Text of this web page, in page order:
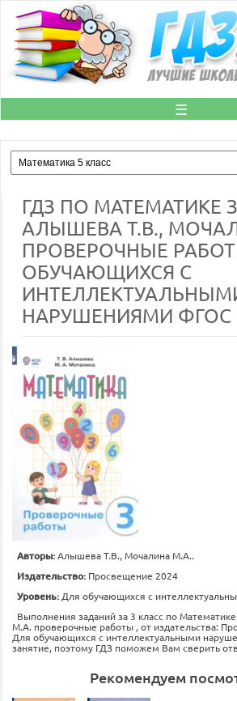
☰
ГДЗ ПО МАТЕМАТИКЕ
АЛЫШЕВА Т.В.,
ПРОВЕРОЧНЫЕ
ОБУЧАЮЩИХСЯ С
НАРУШЕНИЯМИ ФГОС
Авторы:Алышева Т.В., Мочалина М.А..
Издательство: Просвещение 2024
Уровень: Для обучающихся с
Выполнения заданий за 3 класс по
М.А. проверочные работы , от издательства:
Для обучающихся с интеллектуальными
занятие, поэтому ГДЗ поможем Вам сверить
Рекомендуем